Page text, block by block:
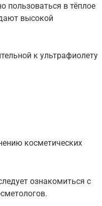
пользоваться в тёплое
высокой
к ультрафиолету
косметических
ознакомиться с